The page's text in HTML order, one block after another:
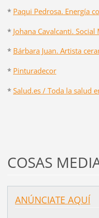
* Paqui Pedrosa. Energía
* Johana Cavalcanti.
* Bárbara Juan. Artista
* Pinturadecor
* Salud.es / Toda la salud
COSAS
ANÚNCIATE AQUÍ